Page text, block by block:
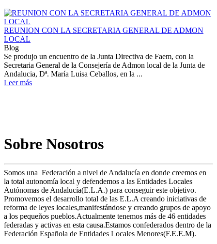
REUNION CON LA SECRETARIA GENERAL DE ADMON
LOCAL
Blog
Se produjo un encuentro de la Junta Directiva de Faem, con la
Secretaria General de la Consejería de Admon local de la Junta de
Andalucia, Dª. María Luisa Ceballos, en la ...
Leer más
Sobre Nosotros
Somos una Federación a nivel de Andalucía en donde creemos en
la total autonomía local y defendemos a las Entidades Locales
Autónomas de Andalucía(E.L.A.) para conseguir este objetivo.
Promovemos el desarrollo total de las E.L.A creando iniciativas de
reforma de leyes locales,manifestándose y creando grupos de apoyo
a los pequeños pueblos.Actualmente tenemos más de 46 entidades
federadas y activas en esta causa.Estamos confederados dentro de la
Federación Española de Entidades Locales Menores(F.E.E.M).